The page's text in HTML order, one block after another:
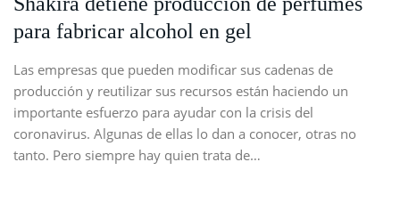
para fabricar alcohol en gel
Las empresas que pueden modificar sus cadenas de
producción y reutilizar sus recursos están haciendo un
importante esfuerzo para ayudar con la crisis del
coronavirus. Algunas de ellas lo dan a conocer, otras no
tanto. Pero siempre hay quien trata de…